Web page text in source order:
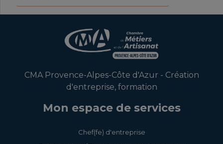
CMA Provence-Alpes-Côte d'Azur - Création
d'entreprise, formation
Mon espace de services
Chef(fe) d'entreprise